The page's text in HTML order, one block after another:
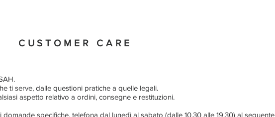
CUSTOMER CARE
ti serve, dalle questioni pratiche a quelle legali.
aspetto relativo a ordini, consegne e restituzioni.
specifiche, telefona dal lunedì al sabato (dalle 10.30 alle 19.30) al seguente